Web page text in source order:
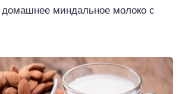
домашнее миндальное молоко с